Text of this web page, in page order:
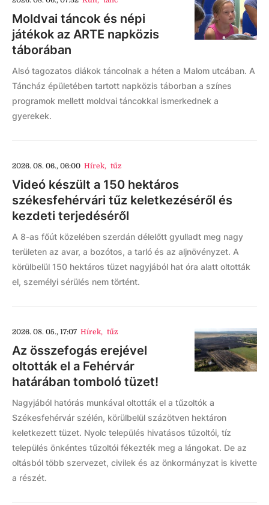
Moldvai táncok és népi
játékok az ARTE napközis
táborában
Alsó tagozatos diákok táncolnak a héten a Malom utcában. A
Táncház épületében tartott napközis táborban a színes
programok mellett moldvai táncokkal ismerkednek a
gyerekek.
2026. 08. 06., 06:00 Hírek, tűz
Videó készült a 150 hektáros
székesfehérvári tűz keletkezéséről és
kezdeti terjedéséről
A 8-as főút közelében szerdán délelőtt gyulladt meg nagy
területen az avar, a bozótos, a tarló és az aljnövényzet. A
körülbelül 150 hektáros tüzet nagyjából hat óra alatt oltották
el, személyi sérülés nem történt.
2026. 08. 05., 17:07 Hírek, tűz
Az összefogás erejével
oltották el a Fehérvár
határában tomboló tüzet!
Nagyjából hatórás munkával oltották el a tűzoltók a
Székesfehérvár szélén, körülbelül százötven hektáron
keletkezett tüzet. Nyolc település hivatásos tűzoltói, tíz
település önkéntes tűzoltói fékezték meg a lángokat. De az
oltásból több szervezet, civilek és az önkormányzat is kivette
a részét.